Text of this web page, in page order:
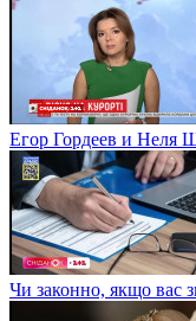
Егор Гордеев и Неля
Чи законно, якщо вас